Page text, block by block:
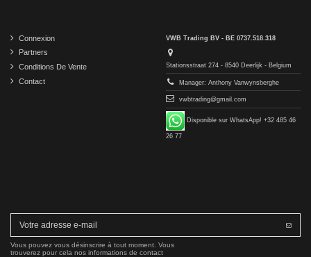
Connexion
Partners
Conditions De Vente
Contact
VWB Trading BV - BE 0737.518.318
Stationsstraat 274 - 8540 Deerlijk - Belgium
Manager: Anthony Vanwynsberghe
vwbtrading@gmail.com
Disponible sur WhatsApp! +32 485 46
26 77
Vous pouvez vous désinscrire à tout moment. Vous
trouverez pour cela nos informations de contact